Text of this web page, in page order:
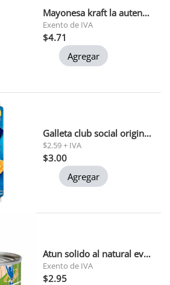
Mayonesa kraft la autentica 445 gr
Exento de IVA
$4.71
Agregar
Galleta club social original 234 gr (0200)
$2.59 + IVA
$3.00
Agregar
Atun solido al natural eveba 170 gr 1x24
Exento de IVA
$2.95